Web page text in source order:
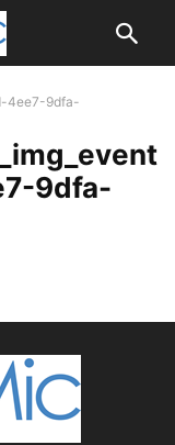
4ee7-9dfa-
9dfa-